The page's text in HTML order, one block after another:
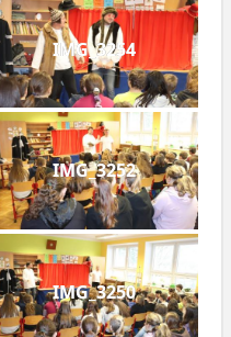
IMG_3254
IMG_3252
IMG_3250